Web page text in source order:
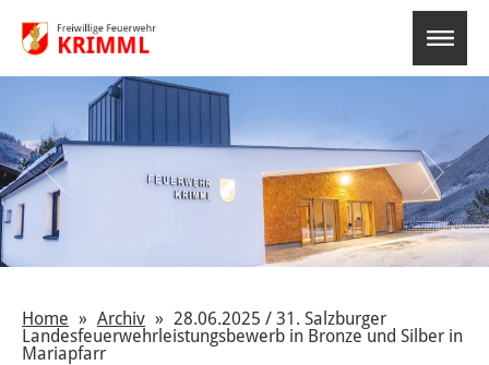
Home Archiv
28.06.2025 / 31. Salzburger
Landesfeuerwehrleistungsbewerb in Bronze und Silber in
Mariapfarr